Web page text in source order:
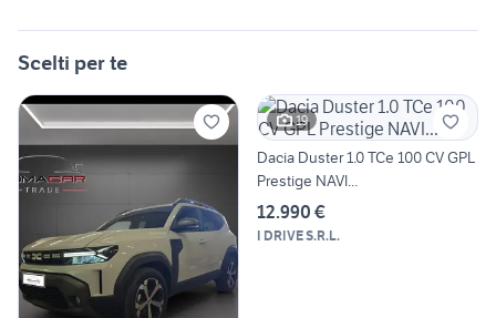
Scelti per te
19
Dacia Duster 1.0 TCe 100 CV GPL
Prestige NAVI...
12.990 €
I DRIVE S.R.L.